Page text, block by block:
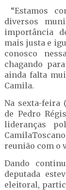
“Estamos
diversos
importância
mais justa e
conosco
chagando
ainda falta
Camila.
Na sexta-feira
de Pedro
lideranças
reunião com o
Dando
deputada
eleitoral,